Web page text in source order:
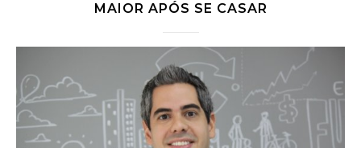
MAIOR APÓS SE CASAR